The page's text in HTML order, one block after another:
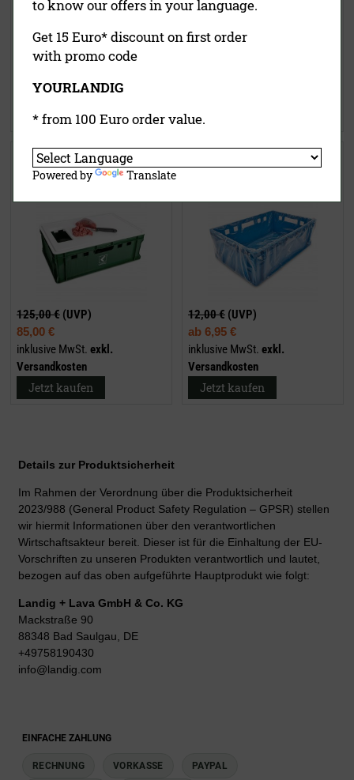
35,90 € (UVP)
ab27,50 €
Versandkosten
Jetzt kaufen
70,00 €(UVP)
Jetzt kaufen
Schneidauflage für Wilde Kiste
125,00 € (UVP)
85,00 €
inklusive MwSt. exkl.
Versandkosten
Jetzt kaufen
Einlegebeutel für Wilde Kiste®
12,00 € (UVP)
ab 6,95 €
inklusive MwSt. exkl.
Versandkosten
Jetzt kaufen
Details zur Produktsicherheit
Im Rahmen der Verordnung über die Produktsicherheit
2023/988 (General Product Safety Regulation – GPSR) stellen
wir hiermit Informationen über den verantwortlichen
Wirtschaftsakteur bereit. Dieser ist für die Einhaltung der EU-
Vorschriften zu unseren Produkten verantwortlich und lautet,
bezogen auf das oben aufgeführte Hauptprodukt wie folgt:
Landig + Lava GmbH & Co. KG
Mackstraße 90
88348 Bad Saulgau, DE
+49758190430
info@landig.com
EINFACHE ZAHLUNG
RECHNUNG VORKASSE PAYPAL
to know our offers in your language.
Get 15 Euro* discount on first order
with promo code
YOURLANDIG
* from 100 Euro order value.
Powered by Translate